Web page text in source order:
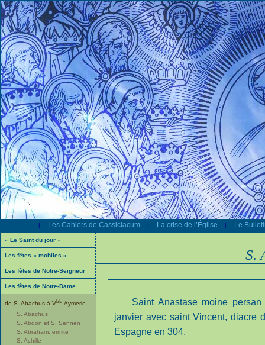
| Les Cahiers de Cassiciacum | La crise de l’Église | Le
« Le Saint du jour »
Les fêtes « mobiles »
Les fêtes de Notre-Seigneur
Les fêtes de Notre-Dame
de S. Abachus à Vble Aymeric
S. Abachus
S. Abdon et S. Sennen
S. Abraham, ermite
S. Achille
S.
Saint Anastase moine
janvier avec saint Vincent, diacre
Espagne en 304.